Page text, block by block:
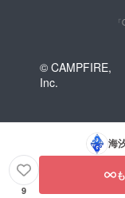
© CAMPFIRE,
Inc.
海
9